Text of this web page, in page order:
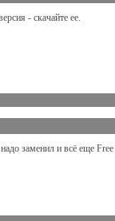
- скачайте ее.
заменил и всё еще Free